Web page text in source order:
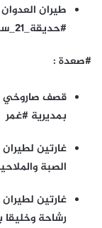
طيران
#حديقة_21_سبتمبر والاخرى #جولة_آية
#صعدة :
قصف صاروخي
بمديرية #غمر
غارتين
الصبة
غارتين
رشاحة وخليقا